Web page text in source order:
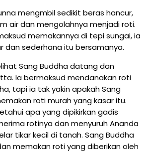
mengmbil sedikit beras hancur,
air dan mengolahnya menjadi roti.
memakannya di tepi sungai, ia
dan sederhana itu bersamanya.
Sang Buddha datang dan
Ia bermaksud mendanakan roti
tapi ia tak yakin apakah Sang
roti murah yang kasar itu.
apa yang dipikirkan gadis
rotinya dan menyuruh Ananda
tikar kecil di tanah. Sang Buddha
memakan roti yang diberikan oleh